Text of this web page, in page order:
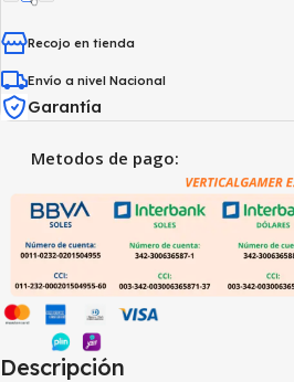
Recojo en tienda
Envío a nivel Nacional
Garantía
Metodos de pago:
Descripción